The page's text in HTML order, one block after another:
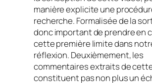
manière explicite une
recherche. Formalisée de la
donc important de prendre en
cette première limite dans
réflexion. Deuxièmement, les
commentaires extraits de
constituent pas non plus un